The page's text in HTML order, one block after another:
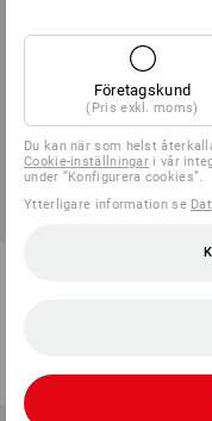
3M partikelförfilter 5925
Företagskund
(Pris exkl. moms)
Du kan när som helst
Cookie-inställningar i vår
under ”Konfigurera cookies”.
Ytterligare information se